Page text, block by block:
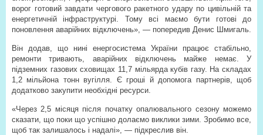
ворог готовий завдати чергового ракетного удару по цивільній та
енергетичній інфраструктурі. Тому всі маємо бути готові до
поновлення аварійних відключень», — попередив Денис Шмигаль.
Він додав, що нині енергосистема України працює стабільно,
ремонти тривають, аварійних відключень майже немає. У
підземних газових сховищах 11,7 мільярда кубів газу. На складах
1,2 мільйона тонн вугілля. Є гроші й допомога партнерів, щоб
додатково закупити необхідні ресурси.
«Через 2,5 місяця після початку опалювального сезону можемо
сказати, що поки що успішно долаємо виклики зими. Зробимо все,
щоб так залишалось і надалі», — підкреслив він.